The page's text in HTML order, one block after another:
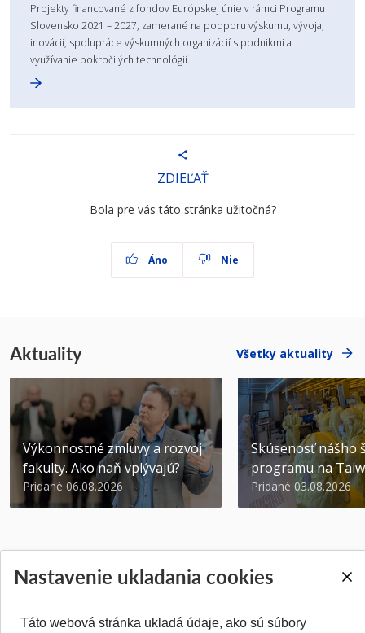
Projekty financované z fondov Európskej únie v rámci Programu
Slovensko 2021 – 2027, zamerané na podporu výskumu, vývoja,
inovácií, spolupráce výskumných organizácií s podnikmi a
využívanie pokročilých technológií.
ZDIEĽAŤ
Bola pre vás táto stránka užitočná?
Áno Nie
Aktuality Všetky aktuality
Výkonnostné zmluvy a rozvoj
fakulty. Ako naň vplývajú?
Pridané 06.08.2026
Skúsenosť nášho
programu na
Pridané 03.08.2026
Nastavenie ukladania cookies
Táto webová stránka ukladá údaje, ako sú súbory